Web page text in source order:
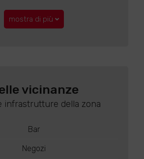
mostra di più
vicinanze
infrastrutture della zona
Bar
Negozi